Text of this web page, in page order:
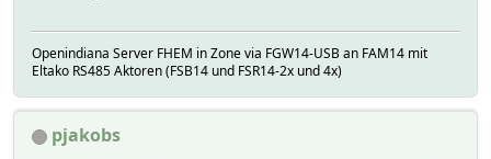
Openindiana Server FHEM in Zone via FGW14-USB an FAM14 mit
Eltako RS485 Aktoren (FSB14 und FSR14-2x und 4x)
pjakobs